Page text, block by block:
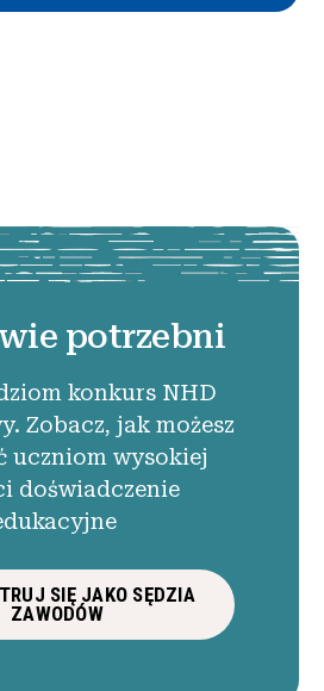
potrzebni
konkurs NHD
Zobacz, jak możesz
uczniom wysokiej
doświadczenie
SIĘ JAKO SĘDZIA
ZAWODÓW